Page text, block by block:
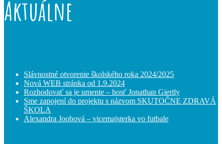
Aktuálne
Slávnostné otvorenie školského roka 2024/2025
Nová WEB stránka od 1.9.2024
Rozhodovať sa je umenie – hosť Jonathan Giertly
Sme zapojení do projektu s názvom SKUTOČNE ZDRAVÁ
ŠKOLA
Alexandra Joobová – vicemajsterka vo futbale